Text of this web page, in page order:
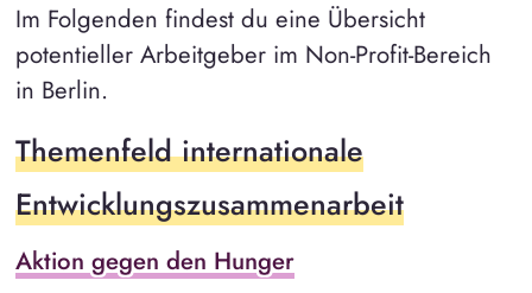
Im Folgenden findest du eine Übersicht
potentieller Arbeitgeber im Non-Profit-Bereich
in Berlin.
Themenfeld internationale
Entwicklungszusammenarbeit
Aktion gegen den Hunger